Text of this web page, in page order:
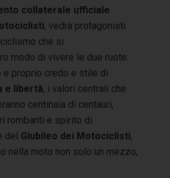
collaterale ufficiale
, vedrà protagonisti
che si
modo di vivere le due ruote:
e proprio credo e stile di
e libertà, i valori centrali che
centinaia di centauri,
rombanti e spirito di
del Giubileo dei Motociclisti,
nella moto non solo un mezzo,